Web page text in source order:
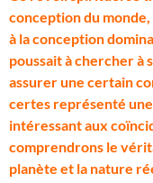
conception du
à la conception
poussait à chercher à
assurer une certain
certes représenté
intéressant aux
comprendrons le
planète et la nature